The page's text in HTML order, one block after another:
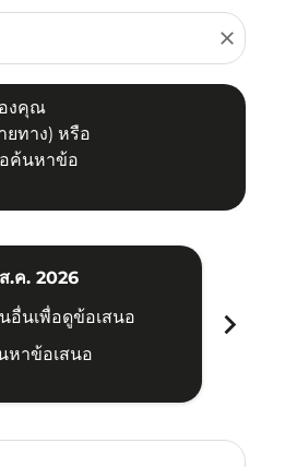
close
งคุณ
ยทาง) หรือ
ค้นหาข้อ
ส.ค. 2026
อื่นเพื่อดูข้อเสนอ
หาข้อเสนอ
chevron_right